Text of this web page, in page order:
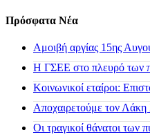
Πρόσφατα Νέα
Αμοιβή αργίας 15ης
H ΓΣΕΕ στο πλευρό των
Κοινωνικοί εταίροι:
Αποχαιρετούμε τον Λάκη
Οι τραγικοί θάνατοι των